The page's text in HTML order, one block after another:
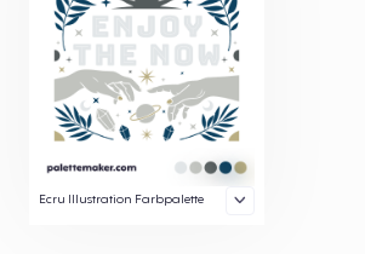
Ecru Illustration Farbpalette